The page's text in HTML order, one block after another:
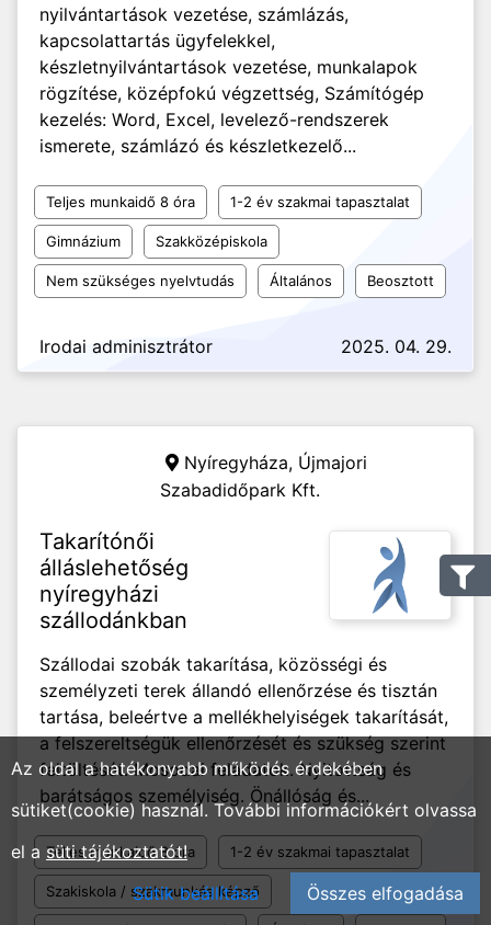
nyilvántartások vezetése, számlázás,
kapcsolattartás ügyfelekkel,
készletnyilvántartások vezetése, munkalapok
rögzítése, középfokú végzettség, Számítógép
kezelés: Word, Excel, levelező-rendszerek
ismerete, számlázó és készletkezelő...
Teljes munkaidő 8 óra 1-2 év szakmai tapasztalat
Gimnázium Szakközépiskola
Nem szükséges nyelvtudás Általános Beosztott
Irodai adminisztrátor 2025. 04. 29.
Nyíregyháza, Újmajori
Szabadidőpark Kft.
Takarítónői
álláslehetőség
nyíregyházi
szállodánkban
Szállodai szobák takarítása, közösségi és
személyzeti terek állandó ellenőrzése és tisztán
tartása, beleértve a mellékhelyiségek takarítását,
a felszereltségük ellenőrzését és szükség szerint
feltöltését. Mosodai feladatok. Nyitottság és
barátságos személyiség. Önállóság és...
Teljes munkaidő 8 óra 1-2 év szakmai tapasztalat
Szakiskola / szakmunkás képző
Az oldal a hatékonyabb működés érdekében
sütiket(cookie) használ. További információkért olvassa
el a süti tájékoztatót!
Sütik beállítása
Összes elfogadása